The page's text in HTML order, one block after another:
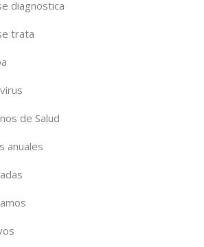
diagnostica
trata
de Salud
anuales